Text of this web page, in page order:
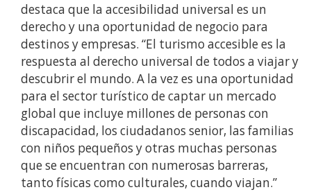
destaca que la accesibilidad universal es un
derecho y una oportunidad de negocio para
destinos y empresas. “El turismo accesible es la
respuesta al derecho universal de todos a viajar y
descubrir el mundo. A la vez es una oportunidad
para el sector turístico de captar un mercado
global que incluye millones de personas con
discapacidad, los ciudadanos senior, las familias
con niños pequeños y otras muchas personas
que se encuentran con numerosas barreras,
tanto físicas como culturales, cuando viajan.”